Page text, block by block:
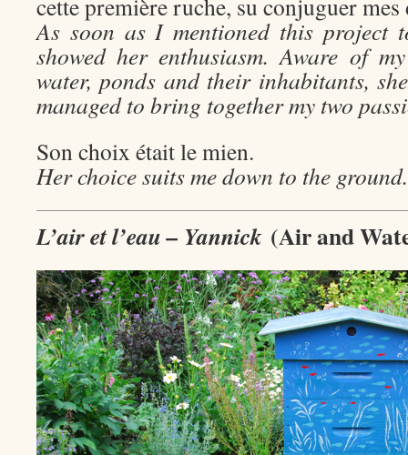
cette première ruche, su conjuguer mes
As soon as I mentioned this project
showed her enthusiasm. Aware of
water, ponds and their inhabitants,
managed to bring together my two
Son choix était le mien.
Her choice suits me down to the ground.
L’air et l’eau – Yannick (Air and